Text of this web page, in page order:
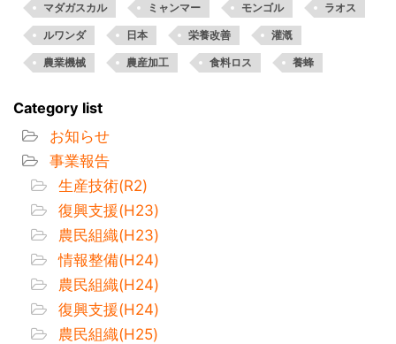
マダガスカル ミャンマー モンゴル ラオス
ルワンダ 日本 栄養改善 灌漑
農業機械 農産加工 食料ロス 養蜂
Category list
お知らせ
事業報告
生産技術(R2)
復興支援(H23)
農民組織(H23)
情報整備(H24)
農民組織(H24)
復興支援(H24)
農民組織(H25)